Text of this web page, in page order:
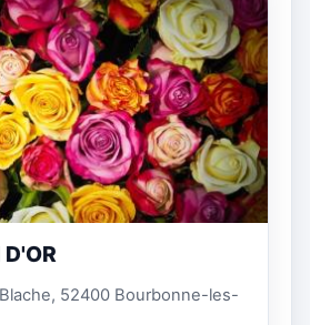
52400 Bourbonne-les-